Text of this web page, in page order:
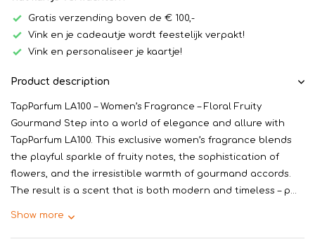
Gratis verzending boven de € 100,-
Vink en je cadeautje wordt feestelijk verpakt!
Vink en personaliseer je kaartje!
Product description
TapParfum LA100 – Women’s Fragrance – Floral Fruity
Gourmand Step into a world of elegance and allure with
TapParfum LA100. This exclusive women’s fragrance blends
the playful sparkle of fruity notes, the sophistication of
flowers, and the irresistible warmth of gourmand accords.
The result is a scent that is both modern and timeless – p...
Show more